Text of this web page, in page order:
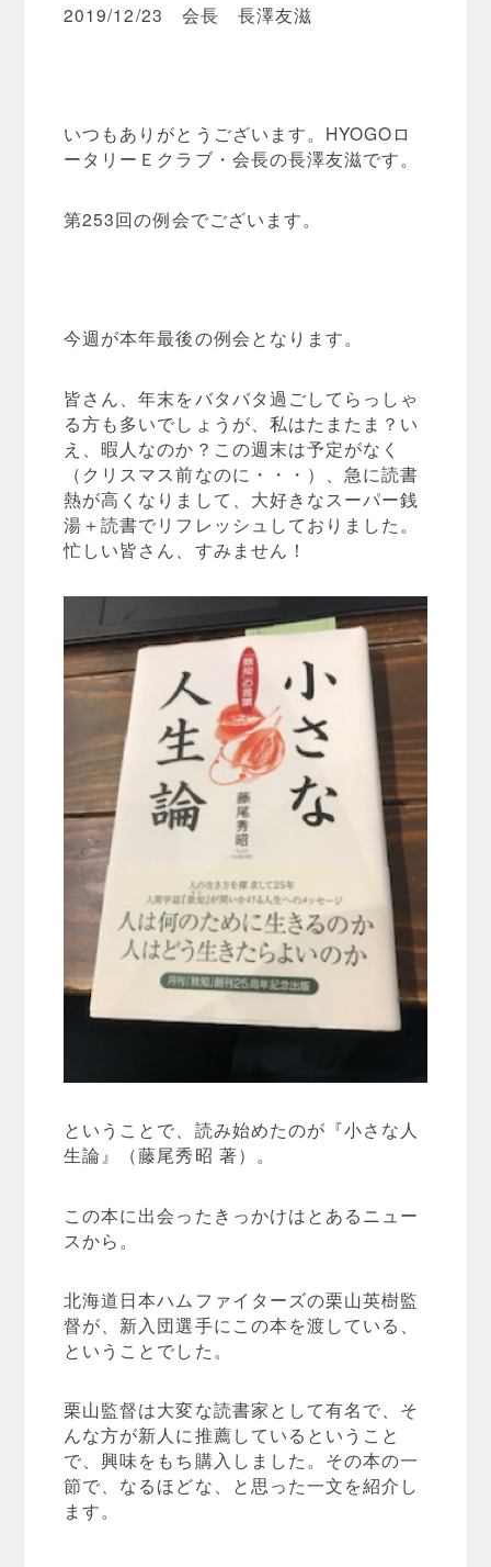
2019/12/23 会長 長澤友滋
いつもありがとうございます。HYOGOロ
ータリーＥクラブ・会長の長澤友滋です。
第253回の例会でございます。
今週が本年最後の例会となります。
皆さん、年末をバタバタ過ごしてらっしゃ
る方も多いでしょうが、私はたまたま？い
え、暇人なのか？この週末は予定がなく
（クリスマス前なのに・・・）、急に読書
熱が高くなりまして、大好きなスーパー銭
湯＋読書でリフレッシュしておりました。
忙しい皆さん、すみません！
ということで、読み始めたのが『小さな人
生論』（藤尾秀昭 著）。
この本に出会ったきっかけはとあるニュー
スから。
北海道日本ハムファイターズの栗山英樹監
督が、新入団選手にこの本を渡している、
ということでした。
栗山監督は大変な読書家として有名で、そ
んな方が新人に推薦しているということ
で、興味をもち購入しました。その本の一
節で、なるほどな、と思った一文を紹介し
ます。